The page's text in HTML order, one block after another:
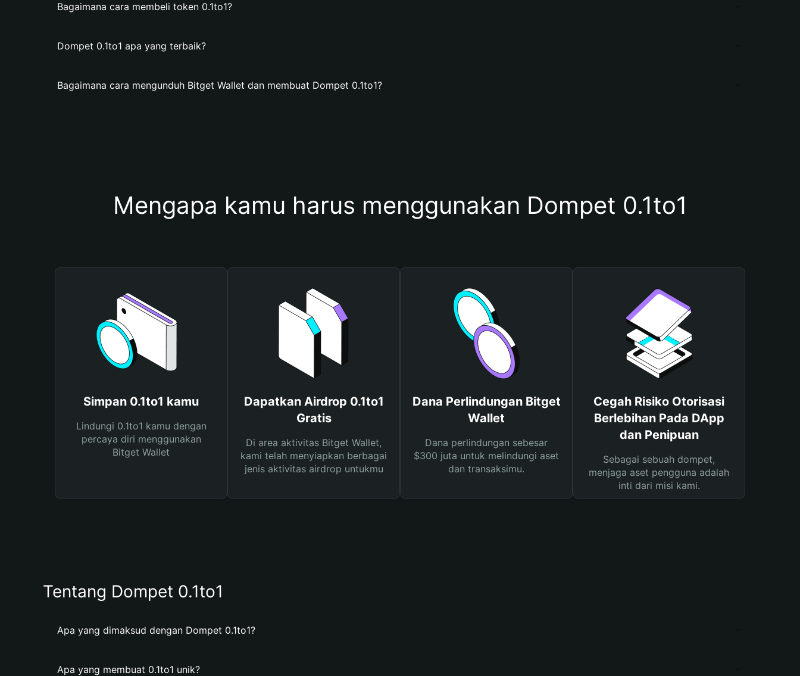
Bagaimana cara membeli token 0.1to1?
Dompet 0.1to1 apa yang terbaik?
Bagaimana cara mengunduh Bitget Wallet dan membuat Dompet 0.1to1?
Mengapa kamu harus menggunakan Dompet 0.1to1
Simpan 0.1to1 kamu
Lindungi 0.1to1 kamu dengan
percaya diri menggunakan
Bitget Wallet
Dapatkan Airdrop 0.1to1
Gratis
Di area aktivitas Bitget Wallet,
kami telah menyiapkan berbagai
jenis aktivitas airdrop untukmu
Dana Perlindungan Bitget
Wallet
Dana perlindungan sebesar
$300 juta untuk melindungi aset
dan transaksimu.
Cegah Risiko Otorisasi
Berlebihan Pada DApp
dan Penipuan
Sebagai sebuah dompet,
menjaga aset pengguna adalah
inti dari misi kami.
Tentang Dompet 0.1to1
Apa yang dimaksud dengan Dompet 0.1to1?
Apa yang membuat 0.1to1 unik?